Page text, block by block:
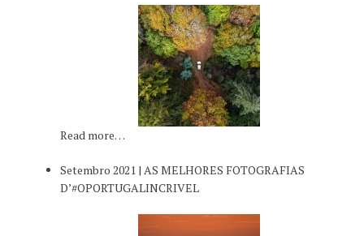
Read more…
Setembro 2021 | AS MELHORES FOTOGRAFIAS
D’#OPORTUGALINCRIVEL